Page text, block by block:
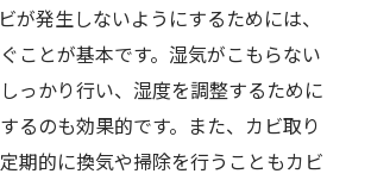
が発生しないようにするためには、
ことが基本です。湿気がこもらない
っかり行い、湿度を調整するために
るのも効果的です。また、カビ取り
期的に換気や掃除を行うこともカビ